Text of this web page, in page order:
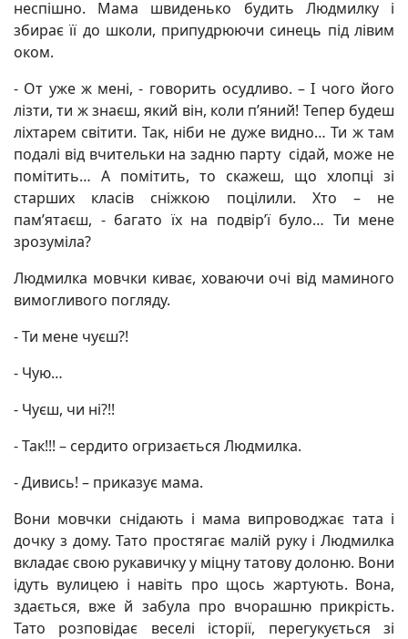
неспішно. Мама швиденько будить Людмилку і
збирає її до школи, припудрюючи синець під лівим
оком.
- От уже ж мені, - говорить осудливо. – І чого його
лізти, ти ж знаєш, який він, коли п’яний! Тепер будеш
ліхтарем світити. Так, ніби не дуже видно… Ти ж там
подалі від вчительки на задню парту сідай, може не
помітить… А помітить, то скажеш, що хлопці зі
старших класів сніжкою поцілили. Хто – не
пам’ятаєш, - багато їх на подвір’ї було… Ти мене
зрозуміла?
Людмилка мовчки киває, ховаючи очі від маминого
вимогливого погляду.
- Ти мене чуєш?!
- Чую…
- Чуєш, чи ні?!!
- Так!!! – сердито огризається Людмилка.
- Дивись! – приказує мама.
Вони мовчки снідають і мама випроводжає тата і
дочку з дому. Тато простягає малій руку і Людмилка
вкладає свою рукавичку у міцну татову долоню. Вони
ідуть вулицею і навіть про щось жартують. Вона,
здається, вже й забула про вчорашню прикрість.
Тато розповідає веселі історії, перегукується зі